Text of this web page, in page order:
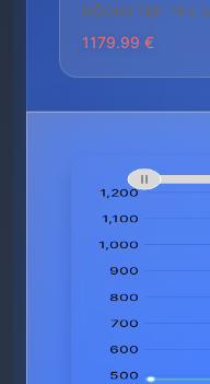
HÖCHSTER PREIS
1179.99 €